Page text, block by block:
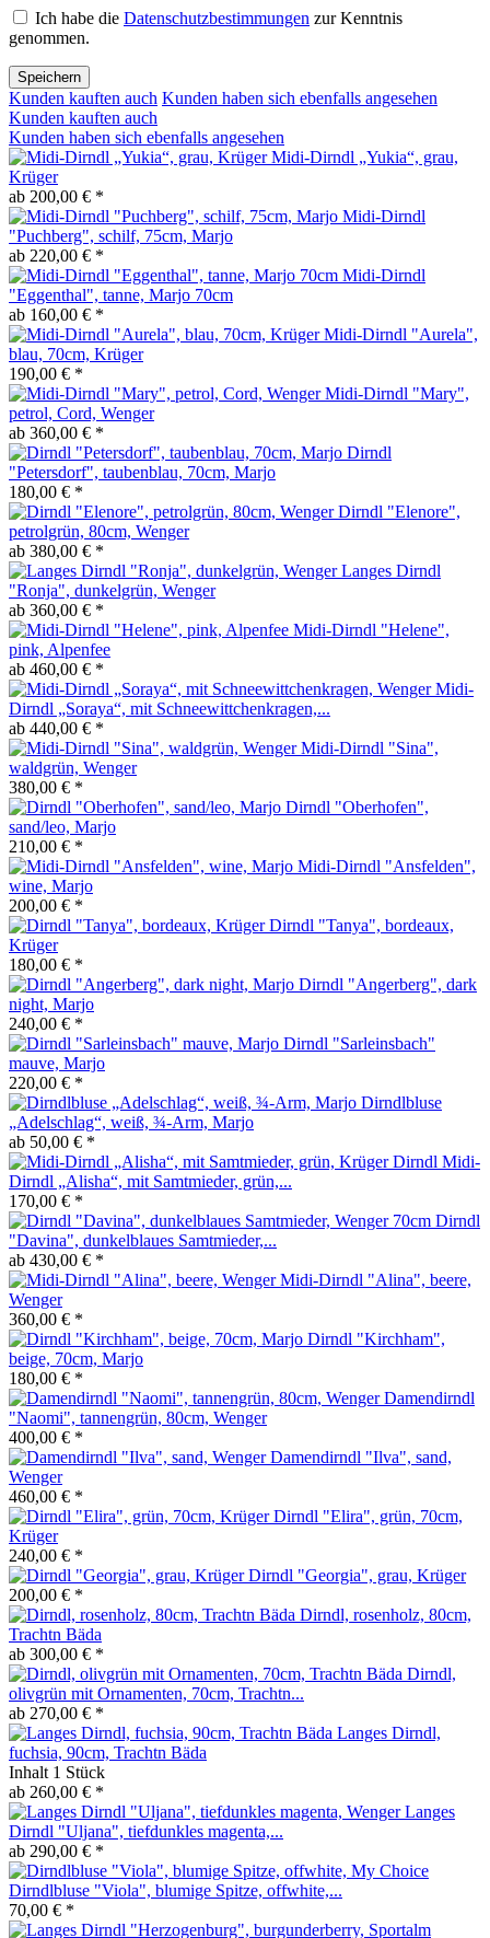
Ich habe die Datenschutzbestimmungen zur Kenntnis
genommen.
Speichern
Kunden kauften auch Kunden haben sich ebenfalls angesehen
Kunden kauften auch
Kunden haben sich ebenfalls angesehen
Midi-Dirndl „Yukia“, grau,
Krüger
ab 200,00 € *
Midi-Dirndl
"Puchberg", schilf, 75cm, Marjo
ab 220,00 € *
Midi-Dirndl
"Eggenthal", tanne, Marjo 70cm
ab 160,00 € *
Midi-Dirndl "Aurela",
blau, 70cm, Krüger
190,00 € *
Midi-Dirndl "Mary",
petrol, Cord, Wenger
ab 360,00 € *
Dirndl
"Petersdorf", taubenblau, 70cm, Marjo
180,00 € *
Dirndl "Elenore",
petrolgrün, 80cm, Wenger
ab 380,00 € *
Langes Dirndl
"Ronja", dunkelgrün, Wenger
ab 360,00 € *
Midi-Dirndl "Helene",
pink, Alpenfee
ab 460,00 € *
Midi-
Dirndl „Soraya“, mit Schneewittchenkragen,...
ab 440,00 € *
Midi-Dirndl "Sina",
waldgrün, Wenger
380,00 € *
Dirndl "Oberhofen",
sand/leo, Marjo
210,00 € *
Midi-Dirndl "Ansfelden",
wine, Marjo
200,00 € *
Dirndl "Tanya", bordeaux,
Krüger
180,00 € *
Dirndl "Angerberg", dark
night, Marjo
240,00 € *
Dirndl "Sarleinsbach"
mauve, Marjo
220,00 € *
Dirndlbluse
„Adelschlag“, weiß, ¾-Arm, Marjo
ab 50,00 € *
Midi-
Dirndl „Alisha“, mit Samtmieder, grün,...
170,00 € *
Dirndl
"Davina", dunkelblaues Samtmieder,...
ab 430,00 € *
Midi-Dirndl "Alina", beere,
Wenger
360,00 € *
Dirndl "Kirchham",
beige, 70cm, Marjo
180,00 € *
Damendirndl
"Naomi", tannengrün, 80cm, Wenger
400,00 € *
Damendirndl "Ilva", sand,
Wenger
460,00 € *
Dirndl "Elira", grün, 70cm,
Krüger
240,00 € *
Dirndl "Georgia", grau, Krüger
200,00 € *
Dirndl, rosenholz, 80cm,
Trachtn Bäda
ab 300,00 € *
Dirndl,
olivgrün mit Ornamenten, 70cm, Trachtn...
ab 270,00 € *
Langes Dirndl,
fuchsia, 90cm, Trachtn Bäda
Inhalt 1 Stück
ab 260,00 € *
Langes
Dirndl "Uljana", tiefdunkles magenta,...
ab 290,00 € *
Dirndlbluse "Viola", blumige Spitze, offwhite,...
70,00 € *